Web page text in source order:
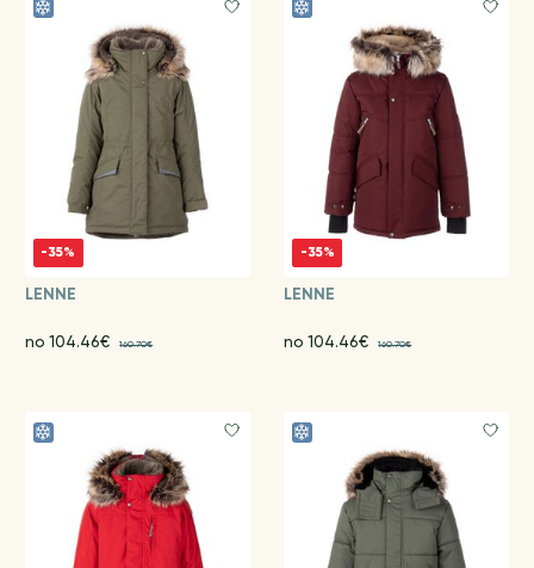
-35%
LENNE
no 104.46€ 160.70€
-35%
LENNE
no 104.46€ 160.70€